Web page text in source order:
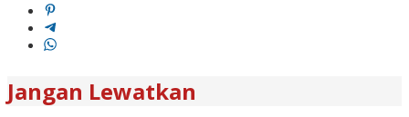
Jangan Lewatkan